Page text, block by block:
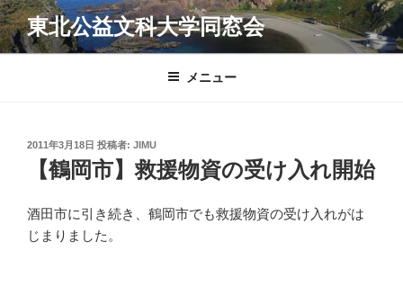
コ
ン
テ
東北公益文科大学同窓会
メニュー
投
2011年3月18日 投稿者: JIMU
【鶴岡市】救援物資の受け入れ開始
酒田市に引き続き、鶴岡市でも救援物資の受け入れがは
じまりました。